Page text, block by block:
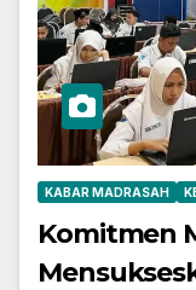
KABAR MADRASAH
Komitmen